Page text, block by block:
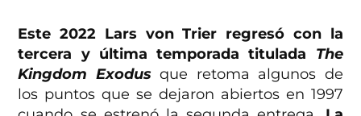
Este 2022 Lars von Trier regresó con la
tercera y última temporada titulada The
Kingdom Exodusque retoma algunos de
los puntos que se dejaron abiertos en 1997